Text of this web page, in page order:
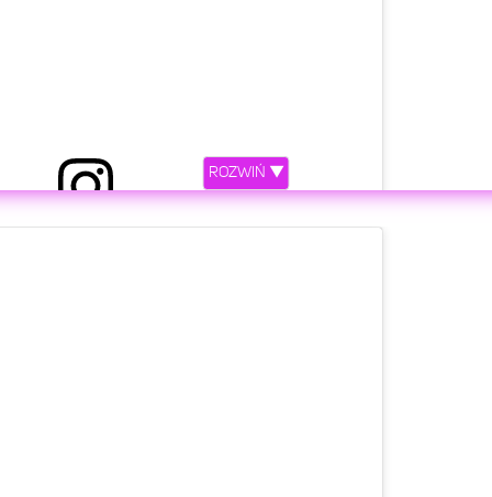
przez Zuza Kołodziejczyk (@zuzol)
ROZWIŃ ▼